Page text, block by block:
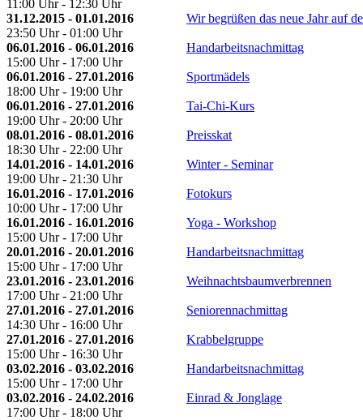
11:00 Uhr - 12:30 Uhr
31.12.2015 - 01.01.2016
23:50 Uhr - 01:00 Uhr
Wir begrüßen das neue Jahr auf
06.01.2016 - 06.01.2016
15:00 Uhr - 17:00 Uhr
Handarbeitsnachmittag
06.01.2016 - 27.01.2016
18:00 Uhr - 19:00 Uhr
Sportmädels
06.01.2016 - 27.01.2016
19:00 Uhr - 20:00 Uhr
Tai-Chi-Kurs
08.01.2016 - 08.01.2016
18:30 Uhr - 22:00 Uhr
Preisskat
14.01.2016 - 14.01.2016
19:00 Uhr - 21:30 Uhr
Winter - Seminar
16.01.2016 - 17.01.2016
10:00 Uhr - 17:00 Uhr
Fotokurs
16.01.2016 - 16.01.2016
15:00 Uhr - 17:00 Uhr
Yoga - Workshop
20.01.2016 - 20.01.2016
15:00 Uhr - 17:00 Uhr
Handarbeitsnachmittag
23.01.2016 - 23.01.2016
17:00 Uhr - 21:00 Uhr
Weihnachtsbaumverbrennen
27.01.2016 - 27.01.2016
14:30 Uhr - 16:00 Uhr
Seniorennachmittag
27.01.2016 - 27.01.2016
15:00 Uhr - 16:30 Uhr
Krabbelgruppe
03.02.2016 - 03.02.2016
15:00 Uhr - 17:00 Uhr
Handarbeitsnachmittag
03.02.2016 - 24.02.2016
17:00 Uhr - 18:00 Uhr
Einrad & Jonglage